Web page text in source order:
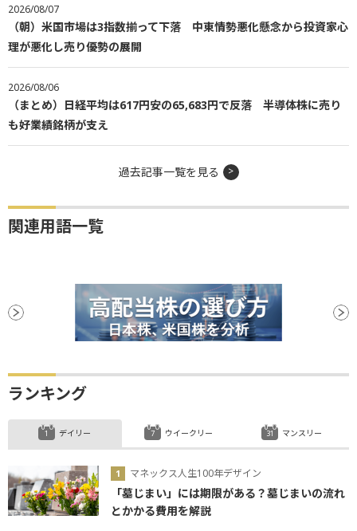
2026/08/07
（朝）米国市場は3指数揃って下落 中東情勢悪化懸念から投資家心
理が悪化し売り優勢の展開
2026/08/06
（まとめ）日経平均は617円安の65,683円で反落 半導体株に売り
も好業績銘柄が支え
過去記事一覧を見る
関連用語一覧
ランキング
デイリー
マネックス人生100年デザイン
「墓じまい」には期限がある？墓じまいの流れ
とかかる費用を解説
ウイークリー マンスリー